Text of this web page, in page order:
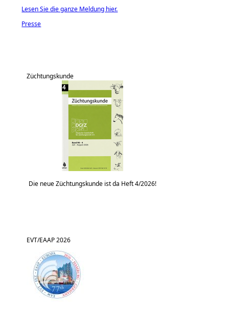
Lesen Sie die ganze Meldung hier.
Presse
Züchtungskunde
Die neue Züchtungskunde ist da Heft 4/2026!
EVT/EAAP 2026